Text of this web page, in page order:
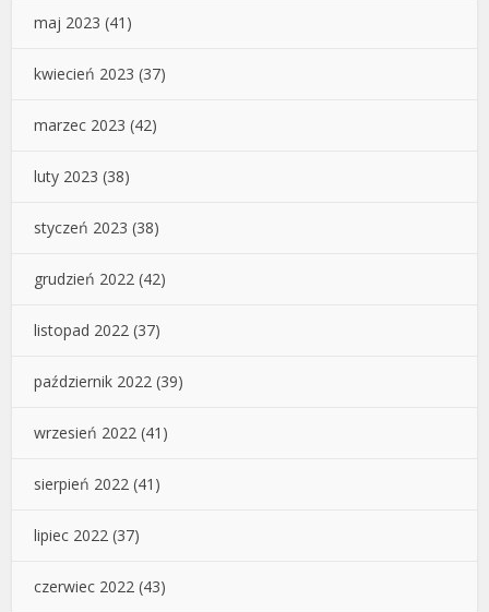
maj 2023 (41)
kwiecień 2023 (37)
marzec 2023 (42)
luty 2023 (38)
styczeń 2023 (38)
grudzień 2022 (42)
listopad 2022 (37)
październik 2022 (39)
wrzesień 2022 (41)
sierpień 2022 (41)
lipiec 2022 (37)
czerwiec 2022 (43)